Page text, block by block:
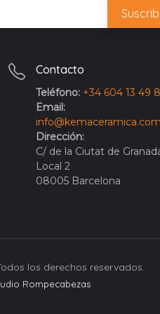
Contacto
Teléfono: +34 604 13 49
Email:
info@kemaceramica.com
Dirección:
C/ de la Ciutat de
Local 2
08005 Barcelona
los derechos reservados.
Rompecabezas